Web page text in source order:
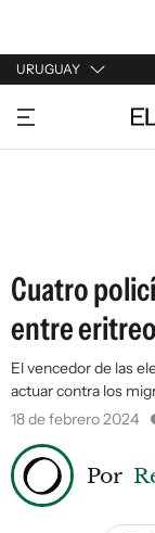
URUGUAY
URUGUAY
ARGENTINA
Cuatro
entre
El vencedor de las
actuar contra los
18 de febrero 2024
Por